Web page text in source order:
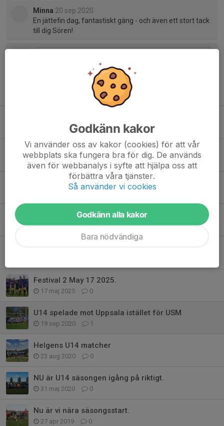
Minna 20 sep 2020
En jättefin dag, fantastiskt gäng - och även ett stort tack
till dig Sören!
3 aug, 08:07 1
Ingen träning den 16e juni pga sjukdom
16 jun, 13:06 0
Festival schedule tom sommer
U14 Englands inbjudningsturné
11 sep 2025 0
Festival 2 May 17 2025.
17 maj 2025 0
U14 spelade mot Uppsala istället för USM
19 sep 2020 1
Helgens U14 matcher
23 aug 2020 0
NU är U14 säsongen igång på riktigt.
31 maj 2020 0
Nu är vi nära säsongsstart.
27 apr 2019 0
Godkänn kakor
Vi använder oss av kakor (cookies) för att vår
webbplats ska fungera bra för dig. De används
även för webbanalys i syfte att hjälpa oss att
förbättra våra tjänster.
Så använder vi cookies
Godkänn alla kakor
Bara nödvändiga